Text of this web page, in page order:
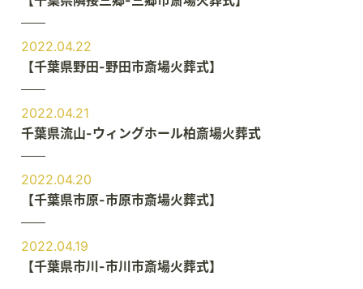
2022.04.22
【千葉県野田-野田市斎場火葬式】
2022.04.21
千葉県流山-ウィングホール柏斎場火葬式
2022.04.20
【千葉県市原-市原市斎場火葬式】
2022.04.19
【千葉県市川-市川市斎場火葬式】